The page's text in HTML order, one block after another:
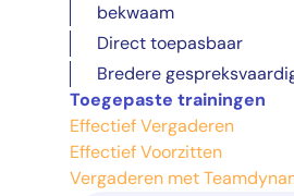
bekwaam
Direct toepasbaar
Bredere
Toegepaste trainingen
Effectief Vergaderen
Effectief Voorzitten
Vergaderen met